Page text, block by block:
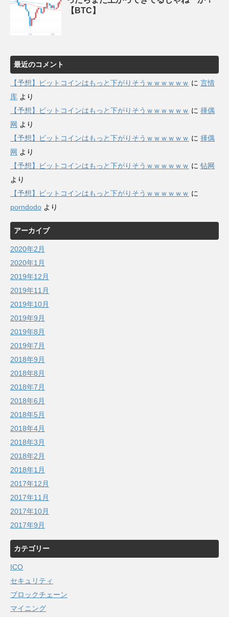
【BTC】
最近のコメント
【予想】ビットコインはもっと下がりそうｗｗｗｗｗｗ に 言情
库 より
【予想】ビットコインはもっと下がりそうｗｗｗｗｗｗ に 择偶
网 より
【予想】ビットコインはもっと下がりそうｗｗｗｗｗｗ に 择偶
网 より
【予想】ビットコインはもっと下がりそうｗｗｗｗｗｗ に 钻网
より
【予想】ビットコインはもっと下がりそうｗｗｗｗｗｗ に
porndodo より
アーカイブ
2020年2月
2020年1月
2019年12月
2019年11月
2019年10月
2019年9月
2019年8月
2019年7月
2018年9月
2018年8月
2018年7月
2018年6月
2018年5月
2018年4月
2018年3月
2018年2月
2018年1月
2017年12月
2017年11月
2017年10月
2017年9月
カテゴリー
ICO
セキュリティ
ブロックチェーン
マイニング